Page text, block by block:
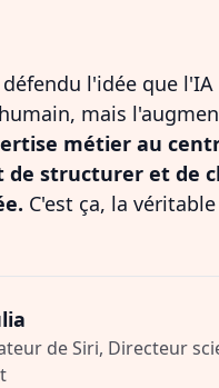
l'idée que
mais
métier au
structurer et de
C'est ça, la
de Siri, Directeur